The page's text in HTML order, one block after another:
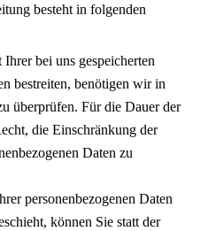
besteht in folgenden
bei uns gespeicherten
bestreiten, benötigen wir in
überprüfen. Für die Dauer der
die Einschränkung der
Daten zu
personenbezogenen Daten
können Sie statt der